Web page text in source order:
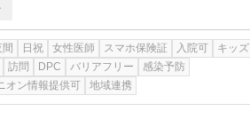
日祝 女性医師 スマホ保険証 入院可 キッズ
訪問 DPC バリアフリー
感染予防
オン情報提供可 地域連携